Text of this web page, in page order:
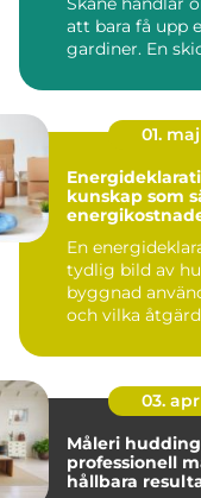
att bara få upp
gardiner. En
01. maj
kunskap som
En
tydlig bild av
byggnad
och vilka
03. apr
Måleri
professionell
hållbara